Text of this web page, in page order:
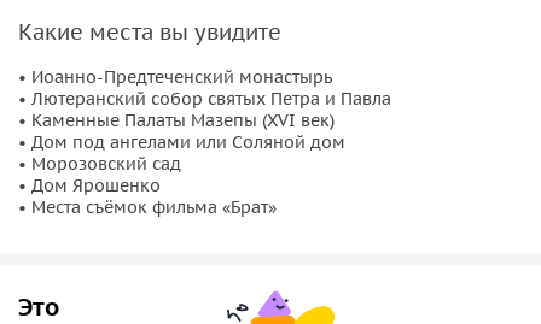
Какие места вы увидите
• Иоанно-Предтеченский монастырь
• Лютеранский собор святых Петра и Павла
• Каменные Палаты Мазепы (XVI век)
• Дом под ангелами или Соляной дом
• Морозовский сад
• Дом Ярошенко
• Места съёмок фильма «Брат»
Это